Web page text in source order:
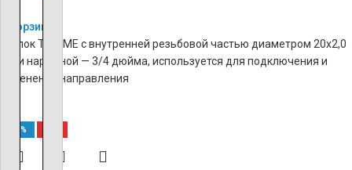
В корзину
Уголок TIEMME с внутренней резьбовой частью диаметром 20х2,0
мм и наружной — 3/4 дюйма, используется для подключения и
изменения направления
-60%